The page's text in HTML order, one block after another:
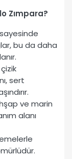
Zımpara?
bu da daha
sert
ve marin
alanı